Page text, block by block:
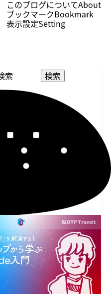
このブログについてAbout
ブックマークBookmark
表示設定Setting
検索